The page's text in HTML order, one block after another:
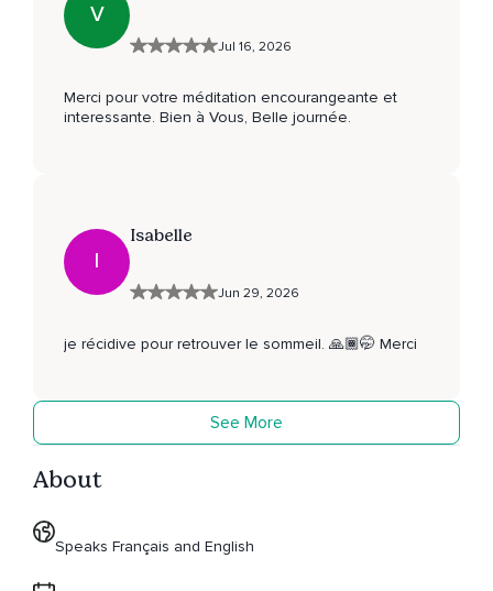
V
Jul 16, 2026
Merci pour votre méditation encourangeante et
interessante. Bien à Vous, Belle journée.
I
Isabelle
Jun 29, 2026
je récidive pour retrouver le sommeil. 🙏🏾🤭 Merci
See More
About
Speaks Français and English